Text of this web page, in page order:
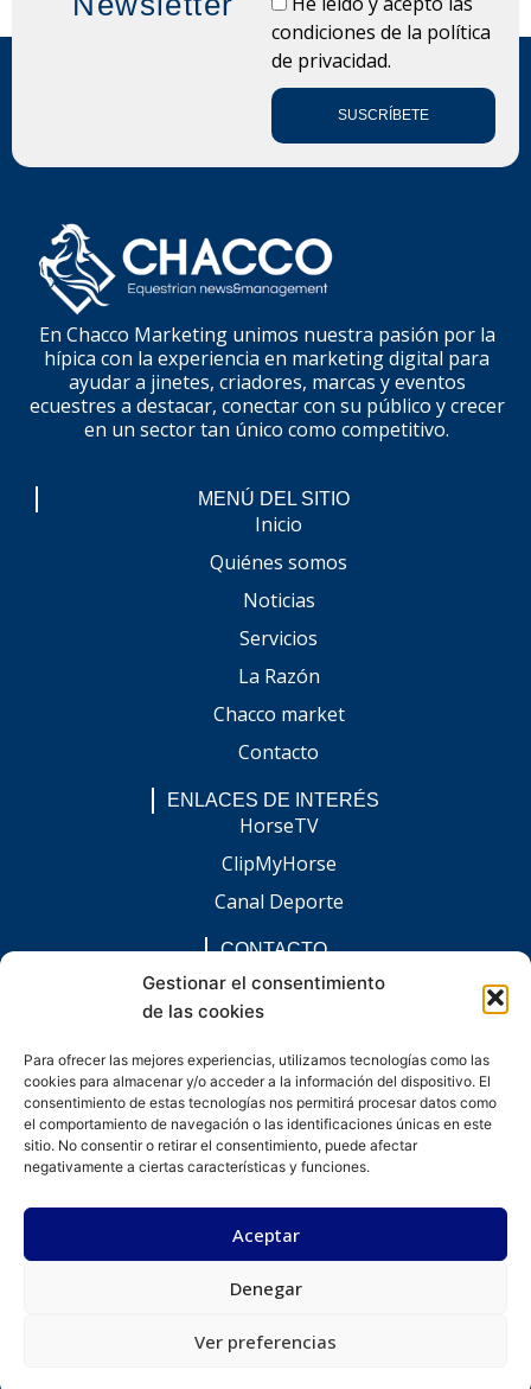
Gestionar el consentimiento
de las cookies
Para ofrecer las mejores experiencias, utilizamos tecnologías como las
cookies para almacenar y/o acceder a la información del dispositivo. El
consentimiento de estas tecnologías nos permitirá procesar datos como
el comportamiento de navegación o las identificaciones únicas en este
sitio. No consentir o retirar el consentimiento, puede afectar
negativamente a ciertas características y funciones.
Aceptar
Denegar
Ver preferencias
condiciones de la política
de privacidad.
SUSCRÍBETE
En Chacco Marketing unimos nuestra pasión por la
hípica con la experiencia en marketing digital para
ayudar a jinetes, criadores, marcas y eventos
ecuestres a destacar, conectar con su público y crecer
en un sector tan único como competitivo.
MENÚ DEL SITIO
Inicio
Quiénes somos
Noticias
Servicios
La Razón
Chacco market
Contacto
ENLACES DE INTERÉS
HorseTV
ClipMyHorse
Canal Deporte
CONTACTO
comunicacion@chaccoinfo.com
Presentes en todo el ámbito nacional
F
a
c
e
b
o
I
n
s
t
a
g
L
i
n
k
e
d
i
n
E
n
v
e
l
o
W
h
a
t
s
© Todos los derechos reservados.
Desarrollado por kitdigital.dev